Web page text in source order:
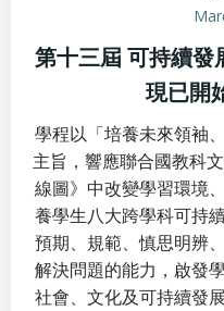
第十三屆 可持續
現已開
學程以「培養未來領袖
主旨，響應聯合國教科
線圖》中改變學習環境
養學生八大跨學科可持
預期、規範、慎思明辨
解決問題的能力，啟發
社會、文化及可持續發